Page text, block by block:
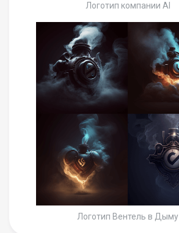
Логотип компании AI
Логотип Вентель в Дыму